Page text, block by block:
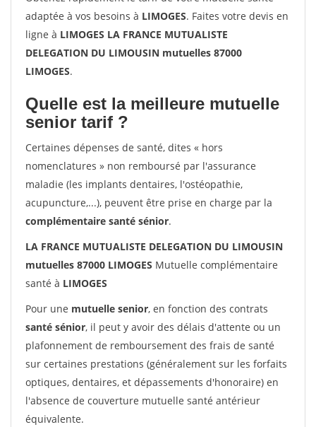
adaptée à vos besoins à LIMOGES. Faites votre devis en
ligne à LIMOGES LA FRANCE MUTUALISTE
DELEGATION DU LIMOUSIN mutuelles 87000
LIMOGES.
Quelle est la meilleure mutuelle
senior tarif ?
Certaines dépenses de santé, dites « hors
nomenclatures » non remboursé par l'assurance
maladie (les implants dentaires, l'ostéopathie,
acupuncture,...), peuvent être prise en charge par la
complémentaire santé sénior.
LA FRANCE MUTUALISTE DELEGATION DU LIMOUSIN
mutuelles 87000 LIMOGES Mutuelle complémentaire
santé à LIMOGES
Pour une mutuelle senior, en fonction des contrats
santé sénior, il peut y avoir des délais d'attente ou un
plafonnement de remboursement des frais de santé
sur certaines prestations (généralement sur les forfaits
optiques, dentaires, et dépassements d'honoraire) en
l'absence de couverture mutuelle santé antérieur
équivalente.